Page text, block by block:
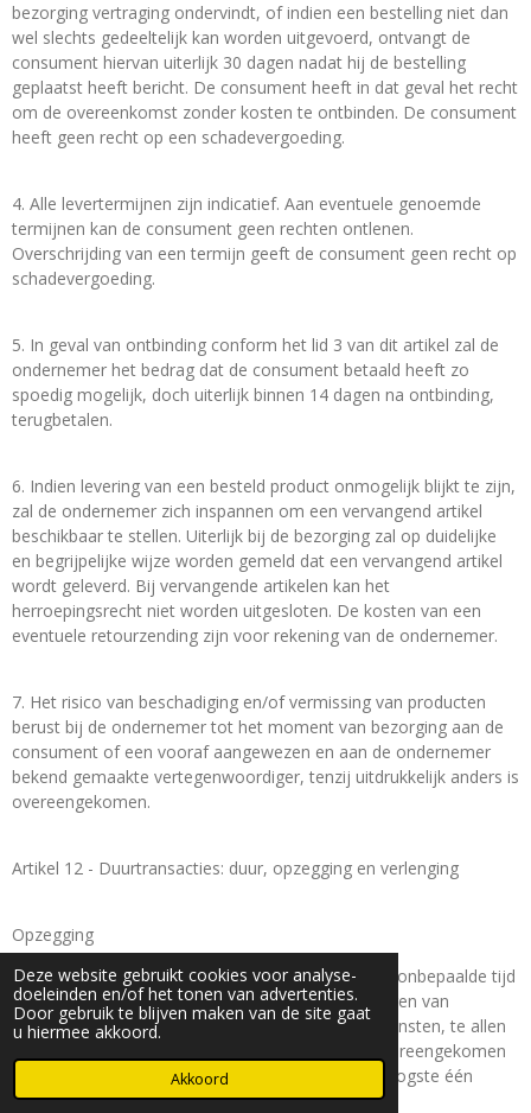
Deze website gebruikt cookies voor analyse-
doeleinden en/of het tonen van advertenties.
Door gebruik te blijven maken van de site gaat
u hiermee akkoord.
Akkoord
bezorging vertraging ondervindt, of indien een bestelling niet dan
wel slechts gedeeltelijk kan worden uitgevoerd, ontvangt de
consument hiervan uiterlijk 30 dagen nadat hij de bestelling
geplaatst heeft bericht. De consument heeft in dat geval het recht
om de overeenkomst zonder kosten te ontbinden. De consument
heeft geen recht op een schadevergoeding.
4. Alle levertermijnen zijn indicatief. Aan eventuele genoemde
termijnen kan de consument geen rechten ontlenen.
Overschrijding van een termijn geeft de consument geen recht op
schadevergoeding.
5. In geval van ontbinding conform het lid 3 van dit artikel zal de
ondernemer het bedrag dat de consument betaald heeft zo
spoedig mogelijk, doch uiterlijk binnen 14 dagen na ontbinding,
terugbetalen.
6. Indien levering van een besteld product onmogelijk blijkt te zijn,
zal de ondernemer zich inspannen om een vervangend artikel
beschikbaar te stellen. Uiterlijk bij de bezorging zal op duidelijke
en begrijpelijke wijze worden gemeld dat een vervangend artikel
wordt geleverd. Bij vervangende artikelen kan het
herroepingsrecht niet worden uitgesloten. De kosten van een
eventuele retourzending zijn voor rekening van de ondernemer.
7. Het risico van beschadiging en/of vermissing van producten
berust bij de ondernemer tot het moment van bezorging aan de
consument of een vooraf aangewezen en aan de ondernemer
bekend gemaakte vertegenwoordiger, tenzij uitdrukkelijk anders is
overeengekomen.
Artikel 12 - Duurtransacties: duur, opzegging en verlenging
Opzegging
1. De consument kan een overeenkomst die voor onbepaalde tijd
is aangegaan en die strekt tot het geregeld afleveren van
producten (elektriciteit daaronder begrepen) of diensten, te allen
tijde opzeggen met inachtneming van daartoe overeengekomen
opzeggingsregels en een opzegtermijn van ten hoogste één
maand.